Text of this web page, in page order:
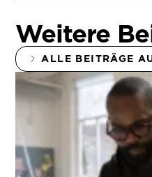
Weitere
ALLE BEITRÄGE